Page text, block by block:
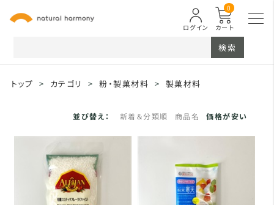
カート
0
ログイン
検索
トップ > カテゴリ > 粉・製菓材料 > 製菓材料
並び替え： 新着＆分類順 商品名 価格が安い